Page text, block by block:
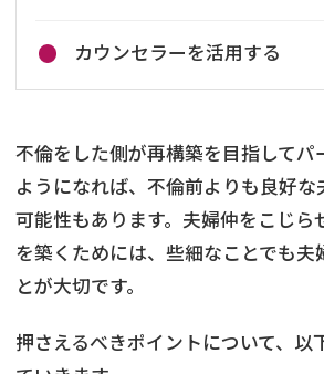
カウンセラーを活用する
不倫をした側が再構築を目指してパ
ようになれば、不倫前よりも良好な
可能性もあります。夫婦仲をこじら
を築くためには、些細なことでも夫
とが大切です。
押さえるべきポイントについて、以